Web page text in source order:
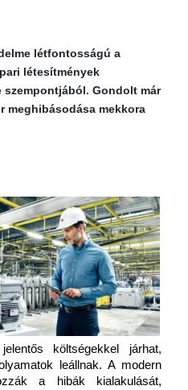
létfontosságú a
létesítmények
szempontjából. Gondolt már
meghibásodása mekkora
költségekkel járhat,
leállnak. A modern
a hibák kialakulását,